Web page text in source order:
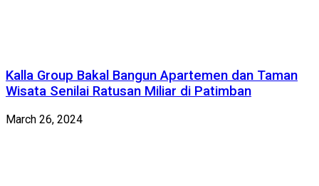
Kalla Group Bakal Bangun Apartemen dan Taman
Wisata Senilai Ratusan Miliar di Patimban
March 26, 2024